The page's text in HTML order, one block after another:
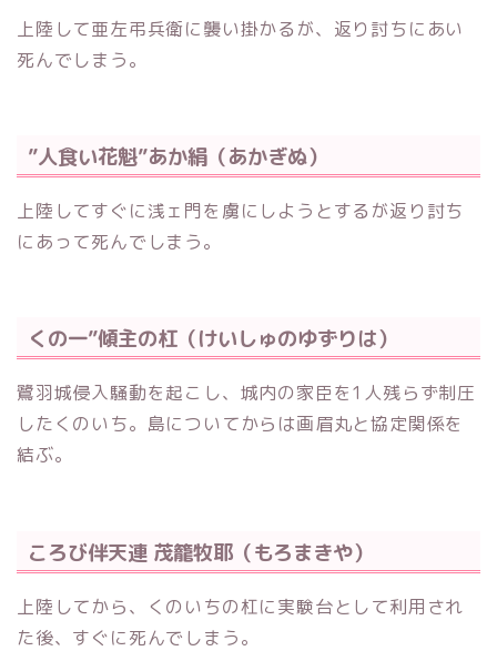
上陸して亜左弔兵衛に襲い掛かるが、返り討ちにあい
死んでしまう。
”人食い花魁”あか絹（あかぎぬ）
上陸してすぐに浅ェ門を虜にしようとするが返り討ち
にあって死んでしまう。
くの一”傾主の杠（けいしゅのゆずりは）
鷺羽城侵入騒動を起こし、城内の家臣を1人残らず制圧
したくのいち。島についてからは画眉丸と協定関係を
結ぶ。
ころび伴天連 茂籠牧耶（もろまきや）
上陸してから、くのいちの杠に実験台として利用され
た後、すぐに死んでしまう。